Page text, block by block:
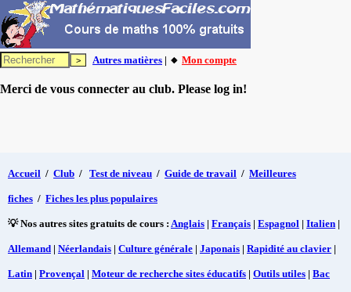
Autres matières | 🔸 Mon compte
Merci de vous connecter au club. Please log in!
Accueil / Club / Test de niveau / Guide de travail / Meilleures
fiches / Fiches les plus populaires
💡 Nos autres sites gratuits de cours : Anglais | Français | Espagnol | Italien |
Allemand | Néerlandais | Culture générale | Japonais | Rapidité au clavier |
Latin | Provençal | Moteur de recherche sites éducatifs | Outils utiles | Bac